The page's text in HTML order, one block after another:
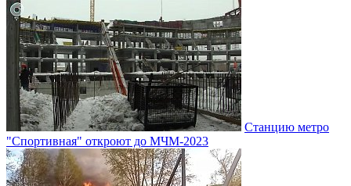
Станцию метро
"Спортивная" откроют до МЧМ-2023